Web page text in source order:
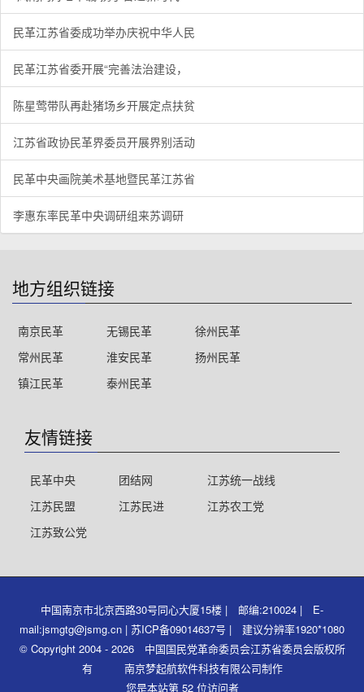
民革江苏省委成功举办庆祝中华人民
民革江苏省委开展“完善法治建设，
陈星莺带队再赴猪场乡开展定点扶贫
江苏省政协民革界委员开展界别活动
民革中央画院美术基地暨民革江苏省
李惠东率民革中央调研组来苏调研
地方组织链接
南京民革 无锡民革
徐州民革
常州民革
淮安民革
扬州民革
镇江民革
泰州民革
友情链接
民革中央 团结网
江苏统一战线
江苏民盟
江苏民进
江苏农工党
江苏致公党
中国南京市北京西路30号同心大厦15楼 | 邮编:210024 | E-
mail:jsmgtg@jsmg.cn | 苏ICP备09014637号 | 建议分辨率1920*1080
© Copyright 2004 - 2026 中国国民党革命委员会江苏省委员会版权所
有 南京梦起航软件科技有限公司制作
您是本站第 52 位访问者